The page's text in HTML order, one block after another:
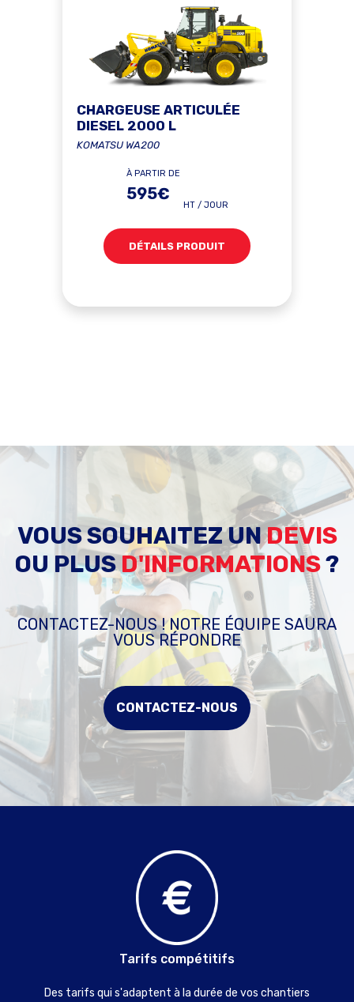
CHARGEUSE ARTICULÉE
DIESEL 2000 L
KOMATSU WA200
À PARTIR DE
595€
HT / JOUR
DÉTAILS PRODUIT
VOUS SOUHAITEZ UNDEVIS
OU PLUSD'INFORMATIONS?
CONTACTEZ-NOUS ! NOTRE ÉQUIPE SAURA
VOUS RÉPONDRE
CONTACTEZ-NOUS
Tarifs compétitifs
Des tarifs qui s'adaptent à la durée de vos chantiers